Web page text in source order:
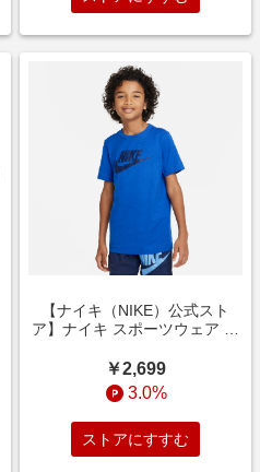
【ナイキ（NIKE）公式スト
ア】ナイキ スポーツウェア ジ
ツ DV2579-481 ブルー
￥2,699
3.0%
ストアにすすむ